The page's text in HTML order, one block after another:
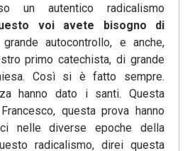
un autentico radicalismo
voi avete bisogno di
autocontrollo, e anche,
primo catechista, di grande
Così si è fatto sempre.
hanno dato i santi. Questa
questa prova hanno
nelle diverse epoche della
radicalismo, direi questa